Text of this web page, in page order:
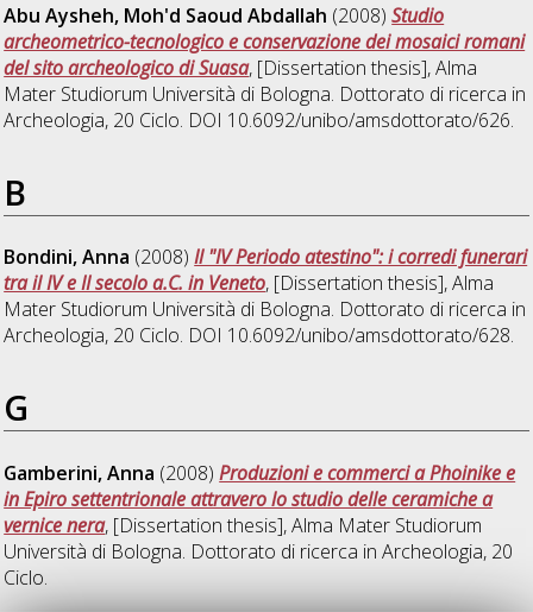
Abu Aysheh, Moh'd Saoud Abdallah (2008)Studio
archeometrico-tecnologico e conservazione dei mosaici romani
del sito archeologico di Suasa, [Dissertation thesis], Alma
Mater Studiorum Università di Bologna. Dottorato di ricerca in
Archeologia, 20 Ciclo. DOI 10.6092/unibo/amsdottorato/626.
B
Bondini, Anna (2008)Il "IV Periodo atestino": i corredi funerari
tra il IV e II secolo a.C. in Veneto, [Dissertation thesis], Alma
Mater Studiorum Università di Bologna. Dottorato di ricerca in
Archeologia, 20 Ciclo. DOI 10.6092/unibo/amsdottorato/628.
G
Gamberini, Anna (2008)Produzioni e commerci a Phoinike e
in Epiro settentrionale attravero lo studio delle ceramiche a
vernice nera, [Dissertation thesis], Alma Mater Studiorum
Università di Bologna. Dottorato di ricerca inArcheologia, 20
Ciclo.